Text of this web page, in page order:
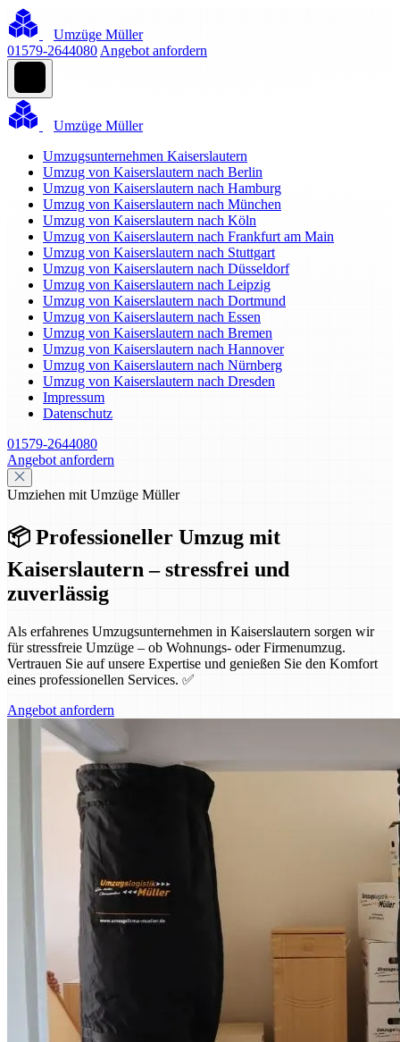
Umzüge Müller
01579-2644080 Angebot anfordern
Umzüge Müller
Umzugsunternehmen Kaiserslautern
Umzug von Kaiserslautern nach Berlin
Umzug von Kaiserslautern nach Hamburg
Umzug von Kaiserslautern nach München
Umzug von Kaiserslautern nach Köln
Umzug von Kaiserslautern nach Frankfurt am Main
Umzug von Kaiserslautern nach Stuttgart
Umzug von Kaiserslautern nach Düsseldorf
Umzug von Kaiserslautern nach Leipzig
Umzug von Kaiserslautern nach Dortmund
Umzug von Kaiserslautern nach Essen
Umzug von Kaiserslautern nach Bremen
Umzug von Kaiserslautern nach Hannover
Umzug von Kaiserslautern nach Nürnberg
Umzug von Kaiserslautern nach Dresden
Impressum
Datenschutz
01579-2644080
Angebot anfordern
Umziehen mit Umzüge Müller
📦 Professioneller Umzug mit
Kaiserslautern – stressfrei und
zuverlässig
Als erfahrenes Umzugsunternehmen in Kaiserslautern sorgen wir
für stressfreie Umzüge – ob Wohnungs- oder Firmenumzug.
Vertrauen Sie auf unsere Expertise und genießen Sie den Komfort
eines professionellen Services. ✅
Angebot anfordern